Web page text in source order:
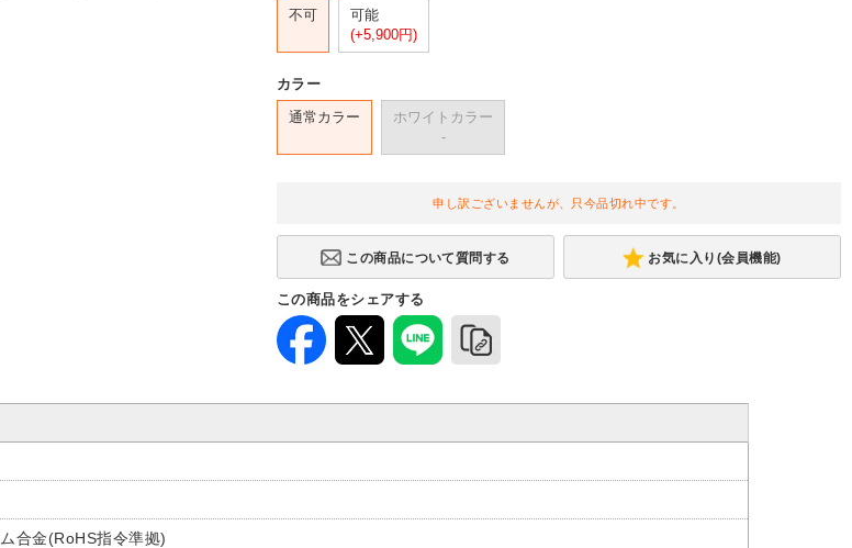
不可
可能
(+5,900円)
カラー
通常カラー
ホワイトカラー
-
申し訳ございませんが、只今品切れ中です。
お気に入り(会員機能)
この商品をシェアする
合金(RoHS指令準拠)